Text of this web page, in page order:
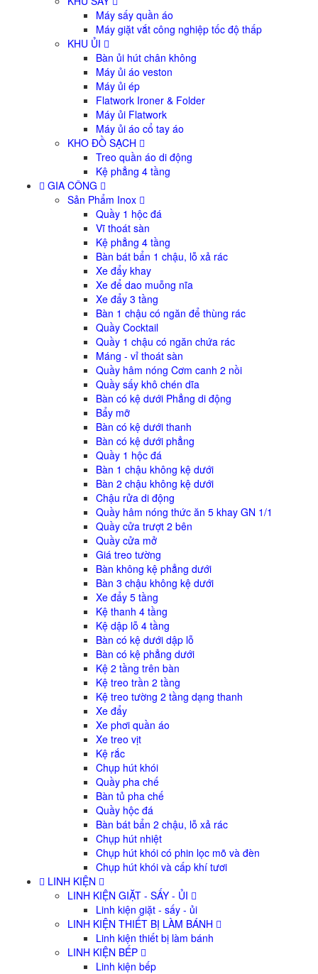
Máy sấy quần áo
Máy giặt vắt công nghiệp tốc độ thấp
KHU ỦI
Bàn ủi hút chân không
Máy ủi áo veston
Máy ủi ép
Flatwork Ironer & Folder
Máy ủi Flatwork
Máy ủi áo cổ tay áo
KHO ĐỒ SẠCH
Treo quần áo di động
Kệ phẳng 4 tầng
GIA CÔNG
Sản Phẩm Inox
Quầy 1 hộc đá
Vĩ thoát sàn
Kệ phẳng 4 tầng
Bàn bát bẩn 1 chậu, lỗ xả rác
Xe đẩy khay
Xe để dao muỗng nĩa
Xe đẩy 3 tầng
Bàn 1 chậu có ngăn để thùng rác
Quầy Cocktail
Quầy 1 chậu có ngăn chứa rác
Máng - vỉ thoát sàn
Quầy hâm nóng Cơm canh 2 nồi
Quầy sấy khô chén dĩa
Bàn có kệ dưới Phẳng di động
Bẩy mỡ
Bàn có kệ dưới thanh
Bàn có kệ dưới phẳng
Quầy 1 hộc đá
Bàn 1 chậu không kệ dưới
Bàn 2 chậu không kệ dưới
Chậu rửa di động
Quầy hâm nóng thức ăn 5 khay GN 1/1
Quầy cửa trượt 2 bên
Quầy cửa mở
Giá treo tường
Bàn không kệ phẳng dưới
Bàn 3 chậu không kệ dưới
Xe đẩy 5 tầng
Kệ thanh 4 tầng
Kệ dập lỗ 4 tầng
Bàn có kệ dưới dập lỗ
Bàn có kệ phẳng dưới
Kệ 2 tầng trên bàn
Kệ treo trần 2 tầng
Kệ treo tường 2 tầng dạng thanh
Xe đẩy
Xe phơi quần áo
Xe treo vịt
Kệ rắc
Chụp hút khói
Quầy pha chế
Bàn tủ pha chế
Quầy hộc đá
Bàn bát bẩn 2 chậu, lỗ xả rác
Chụp hút nhiệt
Chụp hút khói có phin lọc mõ và đèn
Chụp hút khói và cấp khí tươi
LINH KIỆN
LINH KIỆN GIẶT - SẤY - ỦI
Linh kiện giặt - sấy - ủi
LINH KIỆN THIẾT BỊ LÀM BÁNH
Linh kiện thiết bị làm bánh
LINH KIỆN BẾP
Linh kiện bếp